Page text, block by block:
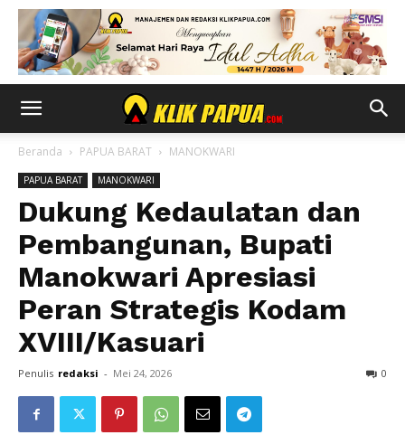
Beranda PAPUA BARAT MANOKWARI
PAPUA BARAT MANOKWARI
Dukung Kedaulatan dan
Pembangunan, Bupati
Manokwari Apresiasi
Peran Strategis Kodam
XVIII/Kasuari
Penulis redaksi - Mei 24, 2026 0